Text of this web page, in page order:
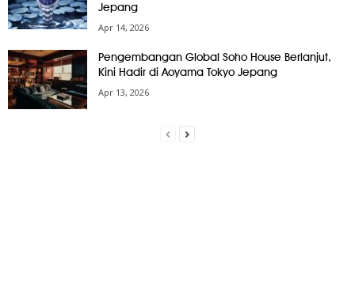
Jepang
Apr 14, 2026
Pengembangan Global Soho House Berlanjut,
Kini Hadir di Aoyama Tokyo Jepang
Apr 13, 2026